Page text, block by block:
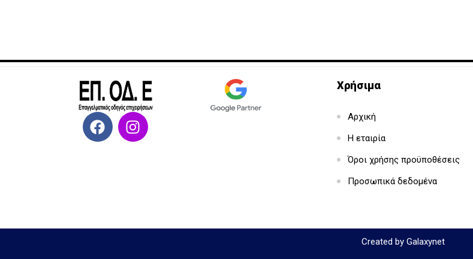
Χρήσιμα
Αρχική
Η εταιρία
Όροι χρήσης προϋποθέσεις
Προσωπικά δεδομένα
Created by Galaxynet